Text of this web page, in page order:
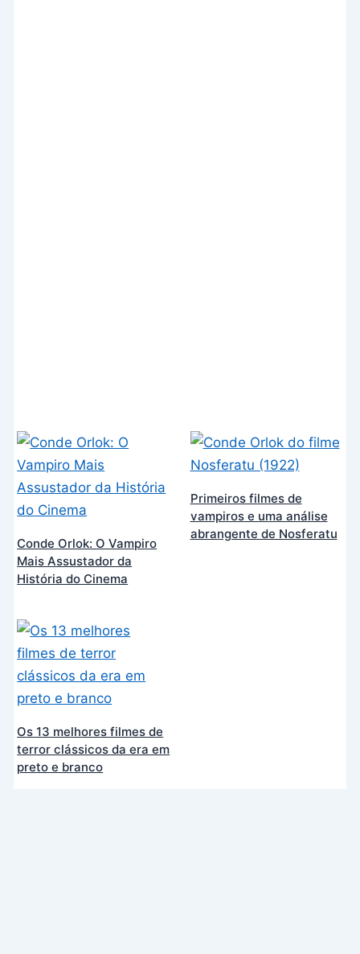
Conde Orlok: O Vampiro
Mais Assustador da
História do Cinema
Primeiros filmes de
vampiros e uma análise
abrangente de Nosferatu
Os 13 melhores filmes de
terror clássicos da era em
preto e branco